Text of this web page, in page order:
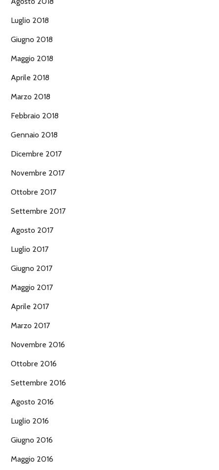
Luglio 2018
Giugno 2018
Maggio 2018
Aprile 2018
Marzo 2018
Febbraio 2018
Gennaio 2018
Dicembre 2017
Novembre 2017
Ottobre 2017
Settembre 2017
Agosto 2017
Luglio 2017
Giugno 2017
Maggio 2017
Aprile 2017
Marzo 2017
Novembre 2016
Ottobre 2016
Settembre 2016
Agosto 2016
Luglio 2016
Giugno 2016
Maggio 2016